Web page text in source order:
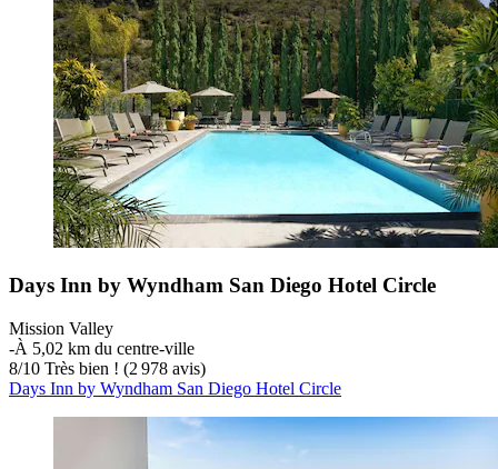
Days Inn by Wyndham San Diego Hotel Circle
Mission Valley
‐À 5,02 km du centre-ville
8/10 Très bien ! (2 978 avis)
Days Inn by Wyndham San Diego Hotel Circle